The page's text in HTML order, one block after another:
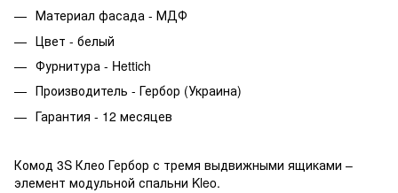
Материал фасада - МДФ
Цвет - белый
Фурнитура - Hettich
Производитель - Гербор (Украина)
Гарантия - 12 месяцев
Комод 3S Клео Гербор с тремя выдвижными ящиками –
элемент модульной спальни Kleo.